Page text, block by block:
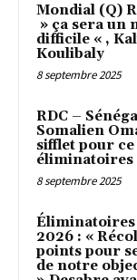
Mondial (Q)
» ça sera un
difficile « ,
Koulibaly
8 septembre 2025
RDC –
Somalien
sifflet pour ce
éliminatoires
8 septembre 2025
2026 : «
points pour
de notre